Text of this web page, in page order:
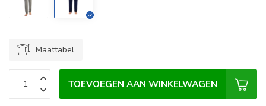
Maattabel
TOEVOEGEN AAN WINKELWAGEN